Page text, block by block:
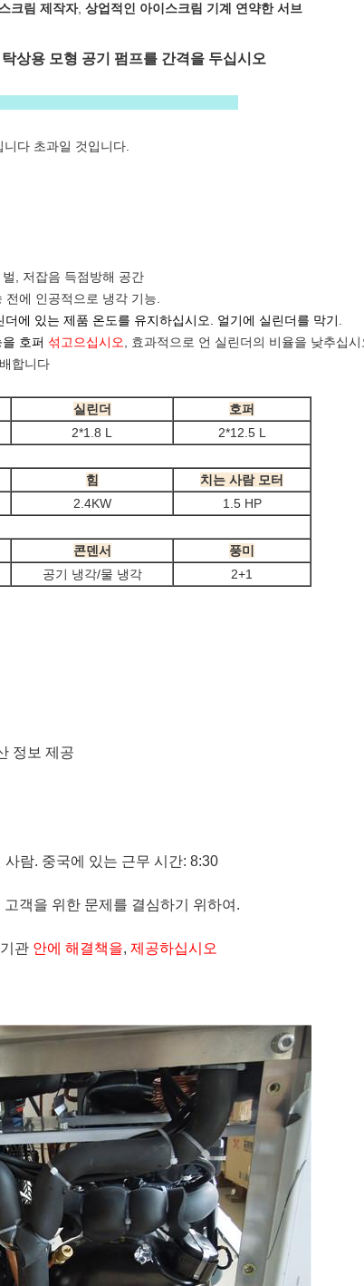
크림 제작자, 상업적인 아이스크림 기계 연약한 서브
상용 모형 공기 펌프를 간격을 두십시오
:
다 초과일 것입니다.
, 저잡음 득점방해 공간
에 인공적으로 냉각 기능.
에 있는 제품 온도를 유지하십시오. 얼기에 실린더를 막기
호퍼 섞고으십시오
, 효과적으로 언 실린더의 비율을 낮추십시
합니다
실린더
호퍼
2*1.8 L 2*12.5 L
힘
치는 사람 모터
2.4KW 1.5 HP
콘덴서
풍미
공기 냉각/물 냉각 2+1
정보 제공
람. 중국에 있는 근무 시간: 8:30
객을 위한 문제를 결심하기 위하여.
관 안에 해결책을, 제공하십시오